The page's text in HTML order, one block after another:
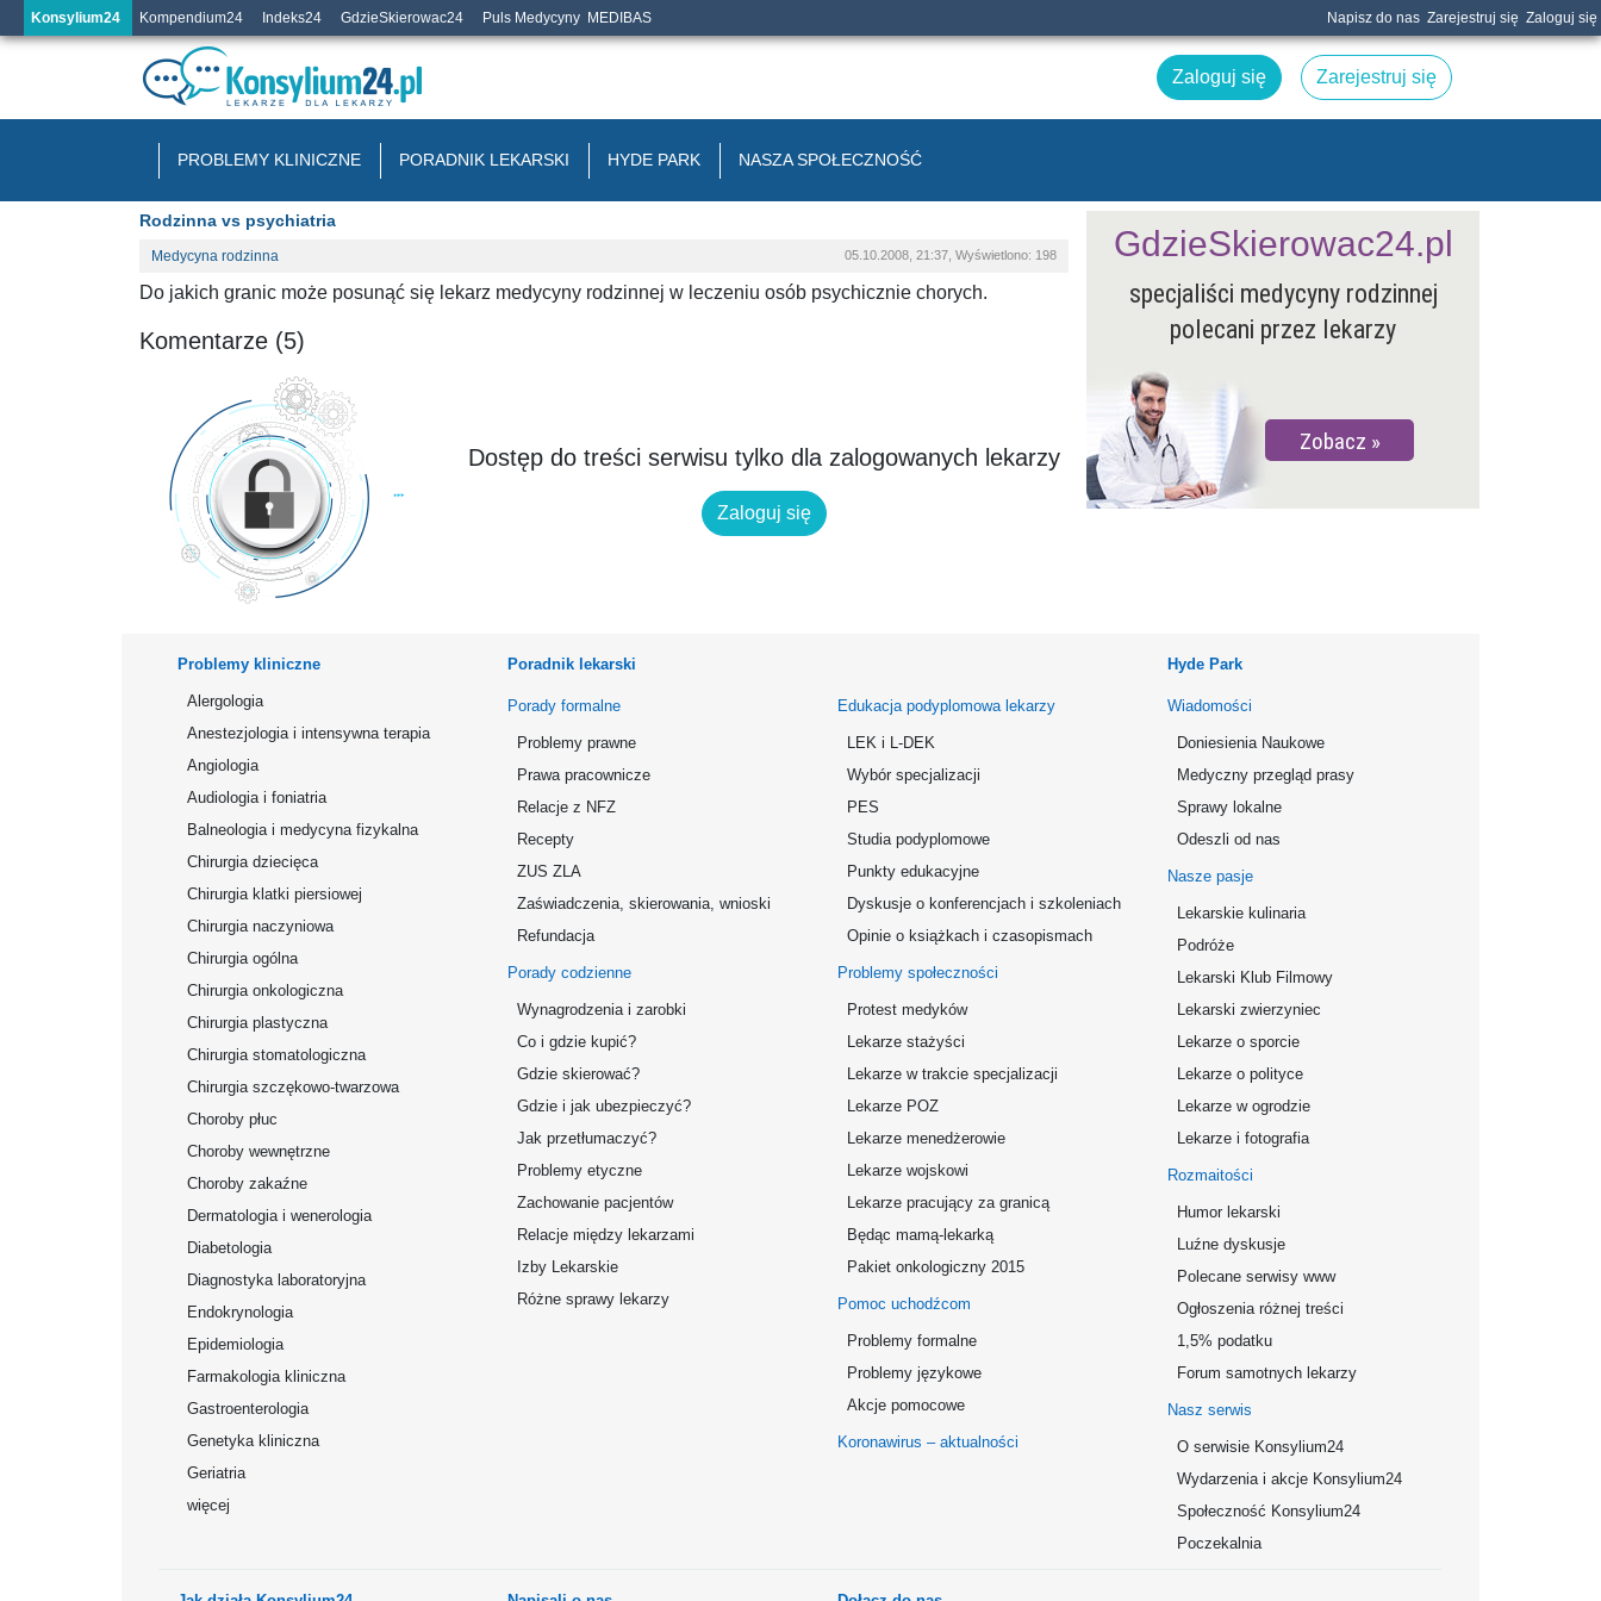
Konsylium24 Kompendium24 Indeks24 GdzieSkierowac24 Puls Medycyny MEDIBAS Napisz do nas Zarejestruj się Zaloguj się
Zaloguj się Zarejestruj się
PROBLEMY KLINICZNE PORADNIK LEKARSKI HYDE PARK NASZA SPOŁECZNOŚĆ
Rodzinna vs psychiatria
Medycyna rodzinna 05.10.2008, 21:37, Wyświetlono: 198
Do jakich granic może posunąć się lekarz medycyny rodzinnej w leczeniu osób psychicznie chorych.
Komentarze (5)
Dostęp do treści serwisu tylko dla zalogowanych lekarzy
Zaloguj się
specjaliści medycyny rodzinnej
polecani przez lekarzy
Zobacz
GdzieSkierowac24.pl
Problemy kliniczne
Alergologia
Anestezjologia i intensywna terapia
Angiologia
Audiologia i foniatria
Balneologia i medycyna fizykalna
Chirurgia dziecięca
Chirurgia klatki piersiowej
Chirurgia naczyniowa
Chirurgia ogólna
Chirurgia onkologiczna
Chirurgia plastyczna
Chirurgia stomatologiczna
Chirurgia szczękowo-twarzowa
Choroby płuc
Choroby wewnętrzne
Choroby zakaźne
Dermatologia i wenerologia
Diabetologia
Diagnostyka laboratoryjna
Endokrynologia
Epidemiologia
Farmakologia kliniczna
Gastroenterologia
Genetyka kliniczna
Geriatria
więcej
Poradnik lekarski
Porady formalne
Problemy prawne
Prawa pracownicze
Relacje z NFZ
Recepty
ZUS ZLA
Zaświadczenia, skierowania, wnioski
Refundacja
Porady codzienne
Wynagrodzenia i zarobki
Co i gdzie kupić?
Gdzie skierować?
Gdzie i jak ubezpieczyć?
Jak przetłumaczyć?
Problemy etyczne
Zachowanie pacjentów
Relacje między lekarzami
Izby Lekarskie
Różne sprawy lekarzy
Edukacja podyplomowa lekarzy
LEK i L-DEK
Wybór specjalizacji
PES
Studia podyplomowe
Punkty edukacyjne
Dyskusje o konferencjach i szkoleniach
Opinie o książkach i czasopismach
Problemy społeczności
Protest medyków
Lekarze stażyści
Lekarze w trakcie specjalizacji
Lekarze POZ
Lekarze menedżerowie
Lekarze wojskowi
Lekarze pracujący za granicą
Będąc mamą-lekarką
Pakiet onkologiczny 2015
Pomoc uchodźcom
Problemy formalne
Problemy językowe
Akcje pomocowe
Koronawirus – aktualności
Hyde Park
Wiadomości
Doniesienia Naukowe
Medyczny przegląd prasy
Sprawy lokalne
Odeszli od nas
Nasze pasje
Lekarskie kulinaria
Podróże
Lekarski Klub Filmowy
Lekarski zwierzyniec
Lekarze o sporcie
Lekarze o polityce
Lekarze w ogrodzie
Lekarze i fotografia
Rozmaitości
Humor lekarski
Luźne dyskusje
Polecane serwisy www
Ogłoszenia różnej treści
1,5% podatku
Forum samotnych lekarzy
Nasz serwis
O serwisie Konsylium24
Wydarzenia i akcje Konsylium24
Społeczność Konsylium24
Poczekalnia